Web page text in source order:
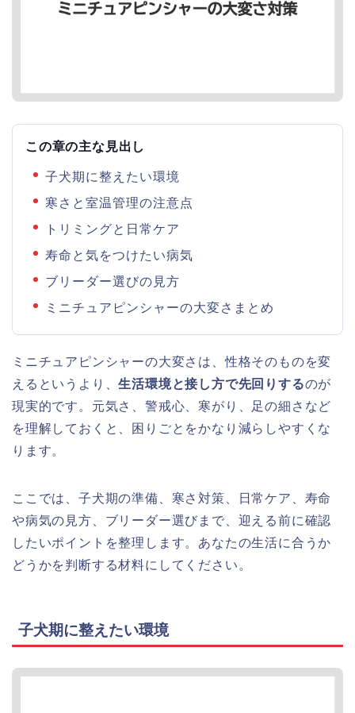
この章の主な見出し
子犬期に整えたい環境
寒さと室温管理の注意点
トリミングと日常ケア
寿命と気をつけたい病気
ブリーダー選びの見方
ミニチュアピンシャーの大変さまとめ
ミニチュアピンシャーの大変さは、性格そのものを変
えるというより、生活環境と接し方で先回りするのが
現実的です。元気さ、警戒心、寒がり、足の細さなど
を理解しておくと、困りごとをかなり減らしやすくな
ります。
ここでは、子犬期の準備、寒さ対策、日常ケア、寿命
や病気の見方、ブリーダー選びまで、迎える前に確認
したいポイントを整理します。あなたの生活に合うか
どうかを判断する材料にしてください。
子犬期に整えたい環境